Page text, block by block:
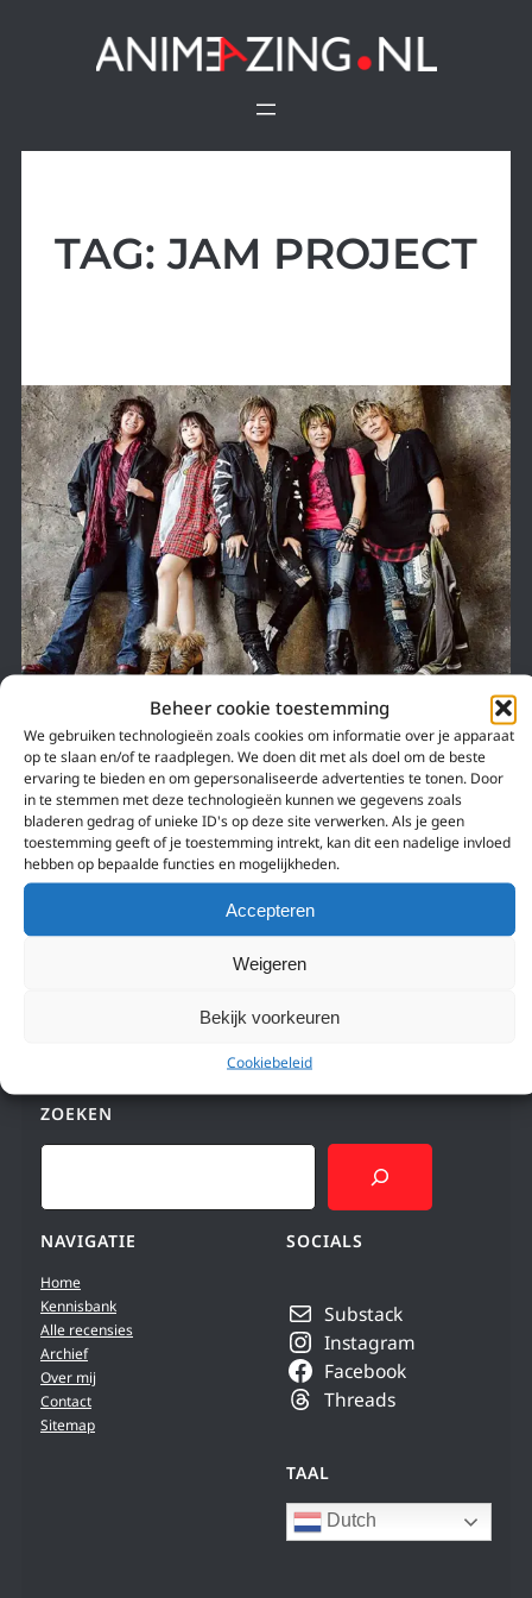
Beheer cookie toestemming
We gebruiken technologieën zoals cookies om informatie over je apparaat
op te slaan en/of te raadplegen. We doen dit met als doel om de beste
ervaring te bieden en om gepersonaliseerde advertenties te tonen. Door
in te stemmen met deze technologieën kunnen we gegevens zoals
bladeren gedrag of unieke ID's op deze site verwerken. Als je geen
toestemming geeft of je toestemming intrekt, kan dit een nadelige invloed
hebben op bepaalde functies en mogelijkheden.
Accepteren
Weigeren
Bekijk voorkeuren
Cookiebeleid
TAG:JAM PROJECT
4 juni 2018
JAM PROJECT: GOUWE OUWE ANIME HITS IN
NEDERLAND!
Je hebt iconen en je hebt iconen. De theme song van een anime is
minstens zo belangrijk als de film of serie zelf. Soms wel belangrijker,
aangezien je…
ZOEKEN
Search
NAVIGATIE
Home
Kennisbank
Alle recensies
Archief
Over mij
Contact
Sitemap
SOCIALS
Substack
Instagram
Facebook
Threads
TAAL
Dutch